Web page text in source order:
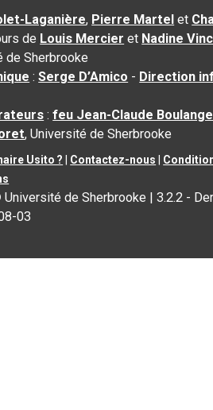
Laganière, Pierre Martel et
de Louis Mercier et Nadine
de Sherbrooke
:Serge D’Amico - Direction
:feu Jean-Claude
, Université de Sherbrooke
Usito ? Contactez-nous
Université de Sherbrooke |3.2.2 -
03